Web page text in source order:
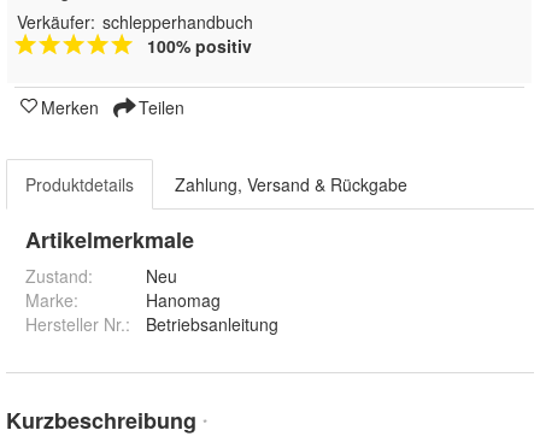
Verkäufer: schlepperhandbuch
100% positiv
Merken Teilen
Produktdetails Zahlung, Versand & Rückgabe
Artikelmerkmale
Zustand:
Neu
Marke:
Hanomag
Hersteller Nr.:
Betriebsanleitung
Kurzbeschreibung *